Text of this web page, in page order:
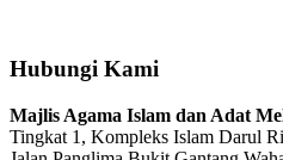
Hubungi Kami
Majlis Agama Islam dan Adat
Tingkat 1, Kompleks Islam Darul